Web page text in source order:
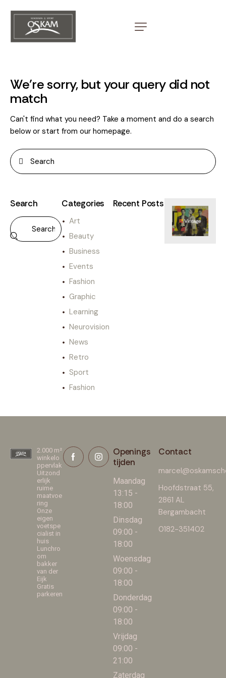
We're sorry, but your query did not
match
Can't find what you need? Take a moment and do a search
below or start from our homepage.
Search Categories
Art
Beauty
Business
Events
Fashion
Graphic
Learning
Neurovision
News
Retro
Sport
Fashion
Recent Posts
2.000 m²
winkelo
ppervlak
Uitzond
erlijk
ruime
maatvoe
ring
Onze
eigen
voetspe
cialist in
huis
Lunchro
om
bakker
van der
Eijk
Gratis
parkeren
Openings
tijden
Maandag
13:15 -
18:00
Dinsdag
09:00 -
18:00
Woensdag
09:00 -
18:00
Donderdag
09:00 -
18:00
Vrijdag
09:00 -
21:00
Zaterdag
Contact
Hoofdstraat 55,
2861 AL
Bergambacht
0182-351402